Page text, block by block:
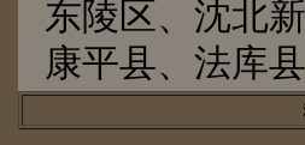
东陵区、沈北
康平县、法库